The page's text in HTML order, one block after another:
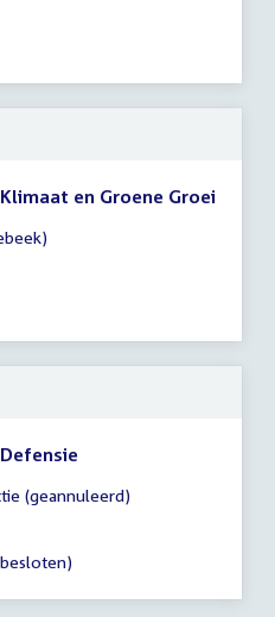
en Groene Groei
(geannuleerd)